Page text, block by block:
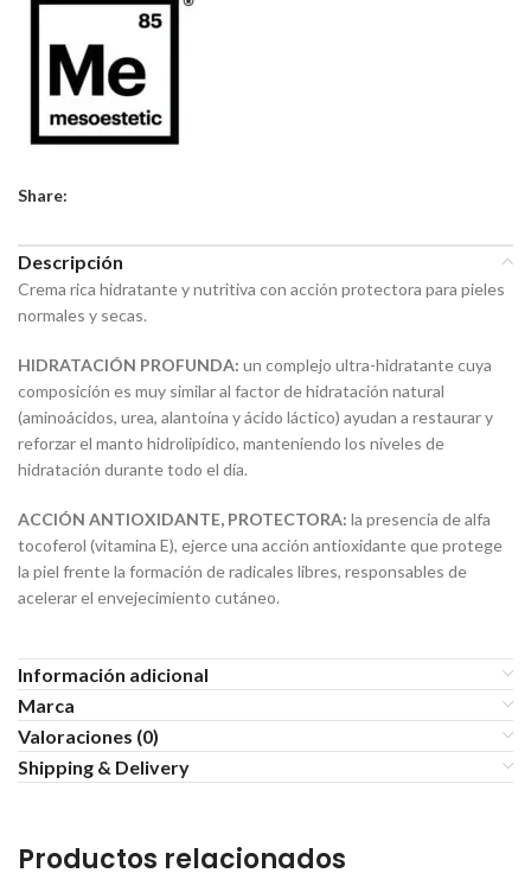
Share:
Descripción
Crema rica hidratante y nutritiva con acción protectora para pieles
normales y secas.
HIDRATACIÓN PROFUNDA: un complejo ultra-hidratante cuya
composición es muy similar al factor de hidratación natural
(aminoácidos, urea, alantoína y ácido láctico) ayudan a restaurar y
reforzar el manto hidrolipídico, manteniendo los niveles de
hidratación durante todo el día.
ACCIÓN ANTIOXIDANTE, PROTECTORA: la presencia de alfa
tocoferol (vitamina E), ejerce una acción antioxidante que protege
la piel frente la formación de radicales libres, responsables de
acelerar el envejecimiento cutáneo.
Información adicional
Marca
Valoraciones (0)
Shipping & Delivery
Productos relacionados